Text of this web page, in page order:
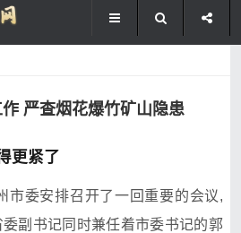
严查烟花爆竹矿山隐患
更紧了
市委安排​召开了一回重要​的会议,
副书记同时兼任‌着市委书记的郭